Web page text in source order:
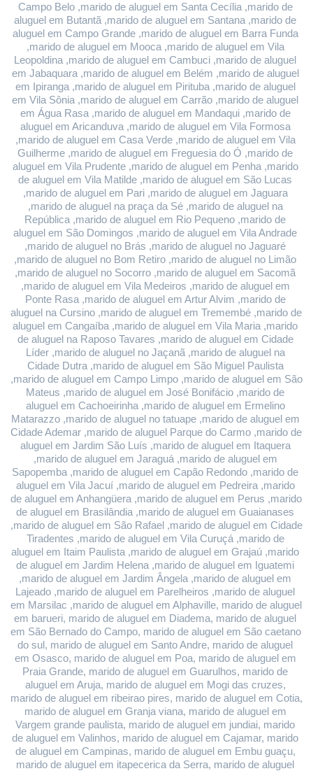
Campo Belo ,marido de aluguel em Santa Cecília ,marido de
aluguel em Butantã ,marido de aluguel em Santana ,marido de
aluguel em Campo Grande ,marido de aluguel em Barra Funda
,marido de aluguel em Mooca ,marido de aluguel em Vila
Leopoldina ,marido de aluguel em Cambuci ,marido de aluguel
em Jabaquara ,marido de aluguel em Belém ,marido de aluguel
em Ipiranga ,marido de aluguel em Pirituba ,marido de aluguel
em Vila Sônia ,marido de aluguel em Carrão ,marido de aluguel
em Água Rasa ,marido de aluguel em Mandaqui ,marido de
aluguel em Aricanduva ,marido de aluguel em Vila Formosa
,marido de aluguel em Casa Verde ,marido de aluguel em Vila
Guilherme ,marido de aluguel em Freguesia do Ó ,marido de
aluguel em Vila Prudente ,marido de aluguel em Penha ,marido
de aluguel em Vila Matilde ,marido de aluguel em São Lucas
,marido de aluguel em Pari ,marido de aluguel em Jaguara
,marido de aluguel na praça da Sé ,marido de aluguel na
República ,marido de aluguel em Rio Pequeno ,marido de
aluguel em São Domingos ,marido de aluguel em Vila Andrade
,marido de aluguel no Brás ,marido de aluguel no Jaguaré
,marido de aluguel no Bom Retiro ,marido de aluguel no Limão
,marido de aluguel no Socorro ,marido de aluguel em Sacomã
,marido de aluguel em Vila Medeiros ,marido de aluguel em
Ponte Rasa ,marido de aluguel em Artur Alvim ,marido de
aluguel na Cursino ,marido de aluguel em Tremembé ,marido de
aluguel em Cangaíba ,marido de aluguel em Vila Maria ,marido
de aluguel na Raposo Tavares ,marido de aluguel em Cidade
Líder ,marido de aluguel no Jaçanã ,marido de aluguel na
Cidade Dutra ,marido de aluguel em São Miguel Paulista
,marido de aluguel em Campo Limpo ,marido de aluguel em São
Mateus ,marido de aluguel em José Bonifácio ,marido de
aluguel em Cachoeirinha ,marido de aluguel em Ermelino
Matarazzo ,marido de aluguel no tatuape ,marido de aluguel em
Cidade Ademar ,marido de aluguel Parque do Carmo ,marido de
aluguel em Jardim São Luís ,marido de aluguel em Itaquera
,marido de aluguel em Jaraguá ,marido de aluguel em
Sapopemba ,marido de aluguel em Capão Redondo ,marido de
aluguel em Vila Jacuí ,marido de aluguel em Pedreira ,marido
de aluguel em Anhangüera ,marido de aluguel em Perus ,marido
de aluguel em Brasilândia ,marido de aluguel em Guaianases
,marido de aluguel em São Rafael ,marido de aluguel em Cidade
Tiradentes ,marido de aluguel em Vila Curuçá ,marido de
aluguel em Itaim Paulista ,marido de aluguel em Grajaú ,marido
de aluguel em Jardim Helena ,marido de aluguel em Iguatemi
,marido de aluguel em Jardim Ângela ,marido de aluguel em
Lajeado ,marido de aluguel em Parelheiros ,marido de aluguel
em Marsilac ,marido de aluguel em Alphaville, marido de aluguel
em barueri, marido de aluguel em Diadema, marido de aluguel
em São Bernado do Campo, marido de aluguel em São caetano
do sul, marido de aluguel em Santo Andre, marido de aluguel
em Osasco, marido de aluguel em Poa, marido de aluguel em
Praia Grande, marido de aluguel em Guarulhos, marido de
aluguel em Aruja, marido de aluguel em Mogi das cruzes,
marido de aluguel em ribeirao pires, marido de aluguel em Cotia,
marido de aluguel em Granja viana, marido de aluguel em
Vargem grande paulista, marido de aluguel em jundiai, marido
de aluguel em Valinhos, marido de aluguel em Cajamar, marido
de aluguel em Campinas, marido de aluguel em Embu guaçu,
marido de aluguel em itapecerica da Serra, marido de aluguel